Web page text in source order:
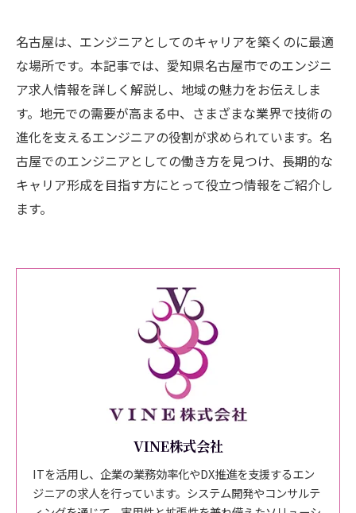
名古屋は、エンジニアとしてのキャリアを築くのに最適
な場所です。本記事では、愛知県名古屋市でのエンジニ
ア求人情報を詳しく解説し、地域の魅力をお伝えしま
す。地元での需要が高まる中、さまざまな業界で技術の
進化を支えるエンジニアの役割が求められています。名
古屋でのエンジニアとしての働き方を見つけ、長期的な
キャリア形成を目指す方にとって役立つ情報をご紹介し
ます。
VINE株式会社
ITを活用し、企業の業務効率化やDX推進を支援するエン
ジニアの求人を行っています。システム開発やコンサルテ